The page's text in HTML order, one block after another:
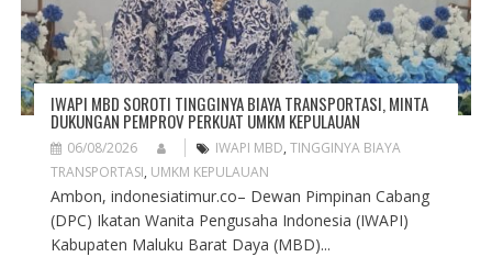
IWAPI MBD SOROTI TINGGINYA BIAYA TRANSPORTASI, MINTA
DUKUNGAN PEMPROV PERKUAT UMKM KEPULAUAN
06/08/2026 IWAPI MBD, TINGGINYA BIAYA
TRANSPORTASI, UMKM KEPULAUAN
Ambon, indonesiatimur.co– Dewan Pimpinan Cabang
(DPC) Ikatan Wanita Pengusaha Indonesia (IWAPI)
Kabupaten Maluku Barat Daya (MBD)...